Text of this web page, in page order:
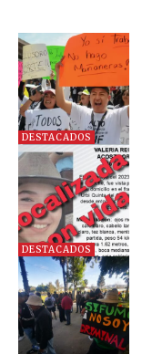
DESTACADOS
DESTACADOS